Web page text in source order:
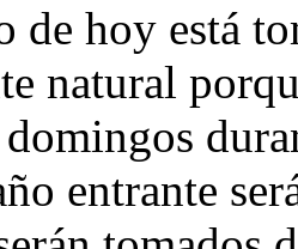
de hoy está
natural
entrante